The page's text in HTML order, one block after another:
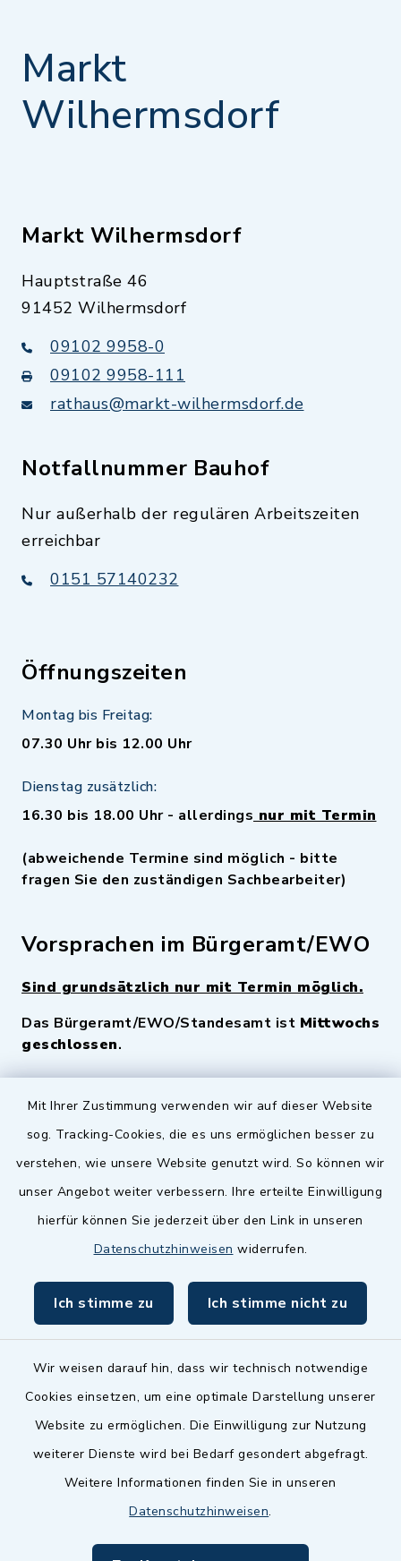
Mit Ihrer Zustimmung verwenden wir auf dieser Website
sog. Tracking-Cookies, die es uns ermöglichen besser zu
verstehen, wie unsere Website genutzt wird. So können wir
unser Angebot weiter verbessern. Ihre erteilte Einwilligung
hierfür können Sie jederzeit über den Link in unseren
Datenschutzhinweisen widerrufen.
Ich stimme zu Ich stimme nicht zu
Wir weisen darauf hin, dass wir technisch notwendige
Cookies einsetzen, um eine optimale Darstellung unserer
Website zu ermöglichen. Die Einwilligung zur Nutzung
weiterer Dienste wird bei Bedarf gesondert abgefragt.
Weitere Informationen finden Sie in unseren
Datenschutzhinweisen.
Markt
Wilhermsdorf
Markt Wilhermsdorf
Hauptstraße 46
91452 Wilhermsdorf
09102 9958-0
09102 9958-111
rathaus@markt-wilhermsdorf.de
Notfallnummer Bauhof
Nur außerhalb der regulären Arbeitszeiten
erreichbar
0151 57140232
Öffnungszeiten
Montag bis Freitag:
07.30 Uhr bis 12.00 Uhr
Dienstag zusätzlich:
16.30 bis 18.00 Uhr - allerdings nur mit Termin
(abweichende Termine sind möglich - bitte
fragen Sie den zuständigen Sachbearbeiter)
Vorsprachen im Bürgeramt/EWO
Sind grundsätzlich nur mit Termin möglich.
Das Bürgeramt/EWO/Standesamt ist Mittwochs
geschlossen.
Quicklinks
Zenngrund Allianz
Dillenberggruppe
inixmedia GmbH
Barrierefreiheit